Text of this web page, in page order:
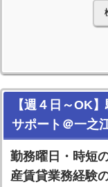
【週４日～OK
サポート＠一之
勤務曜日・時短
産賃貸業務経験